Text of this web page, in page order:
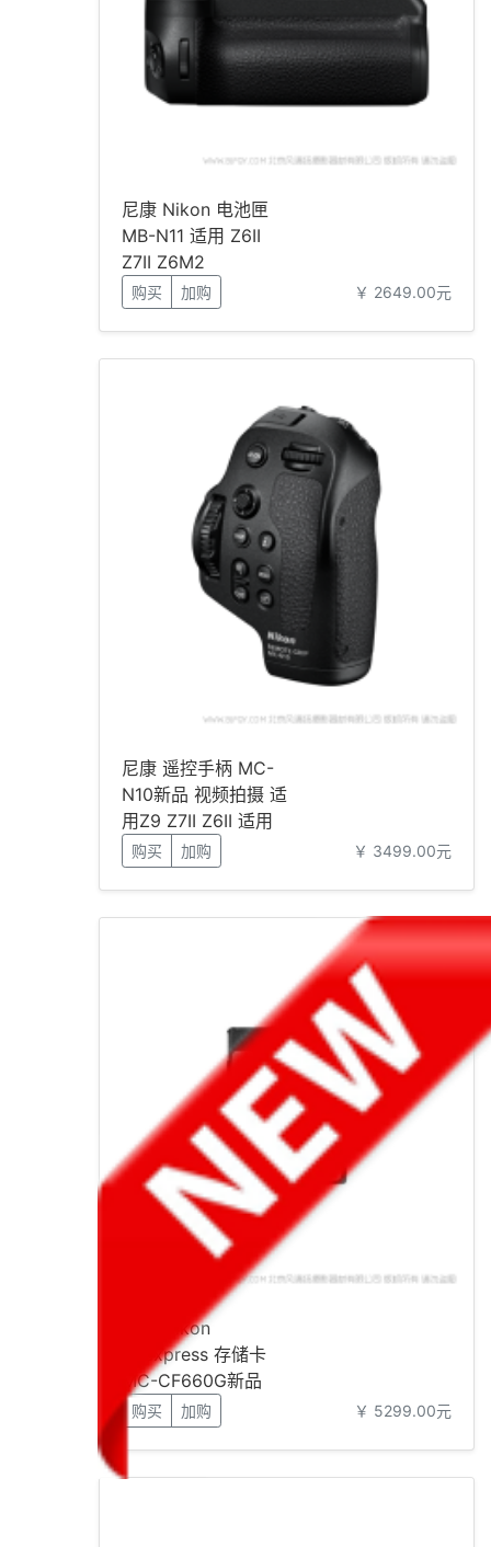
尼康 Nikon 电池匣
MB-N11 适用 Z6II
Z7II Z6M2
购买 加购 ￥ 2649.00元
尼康 遥控手柄 MC-
N10新品 视频拍摄 适
用Z9 Z7II Z6II 适用
购买 加购 ￥ 3499.00元
尼康 Nikon
CFexpress 存储卡
MC-CF660G新品
660G
购买 加购 ￥ 5299.00元